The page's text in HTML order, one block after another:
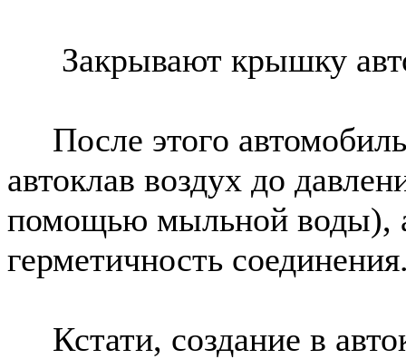
Закрывают крышку
После этого
автоклав воздух до
помощью мыльной воды),
герметичность
Кстати, создание в